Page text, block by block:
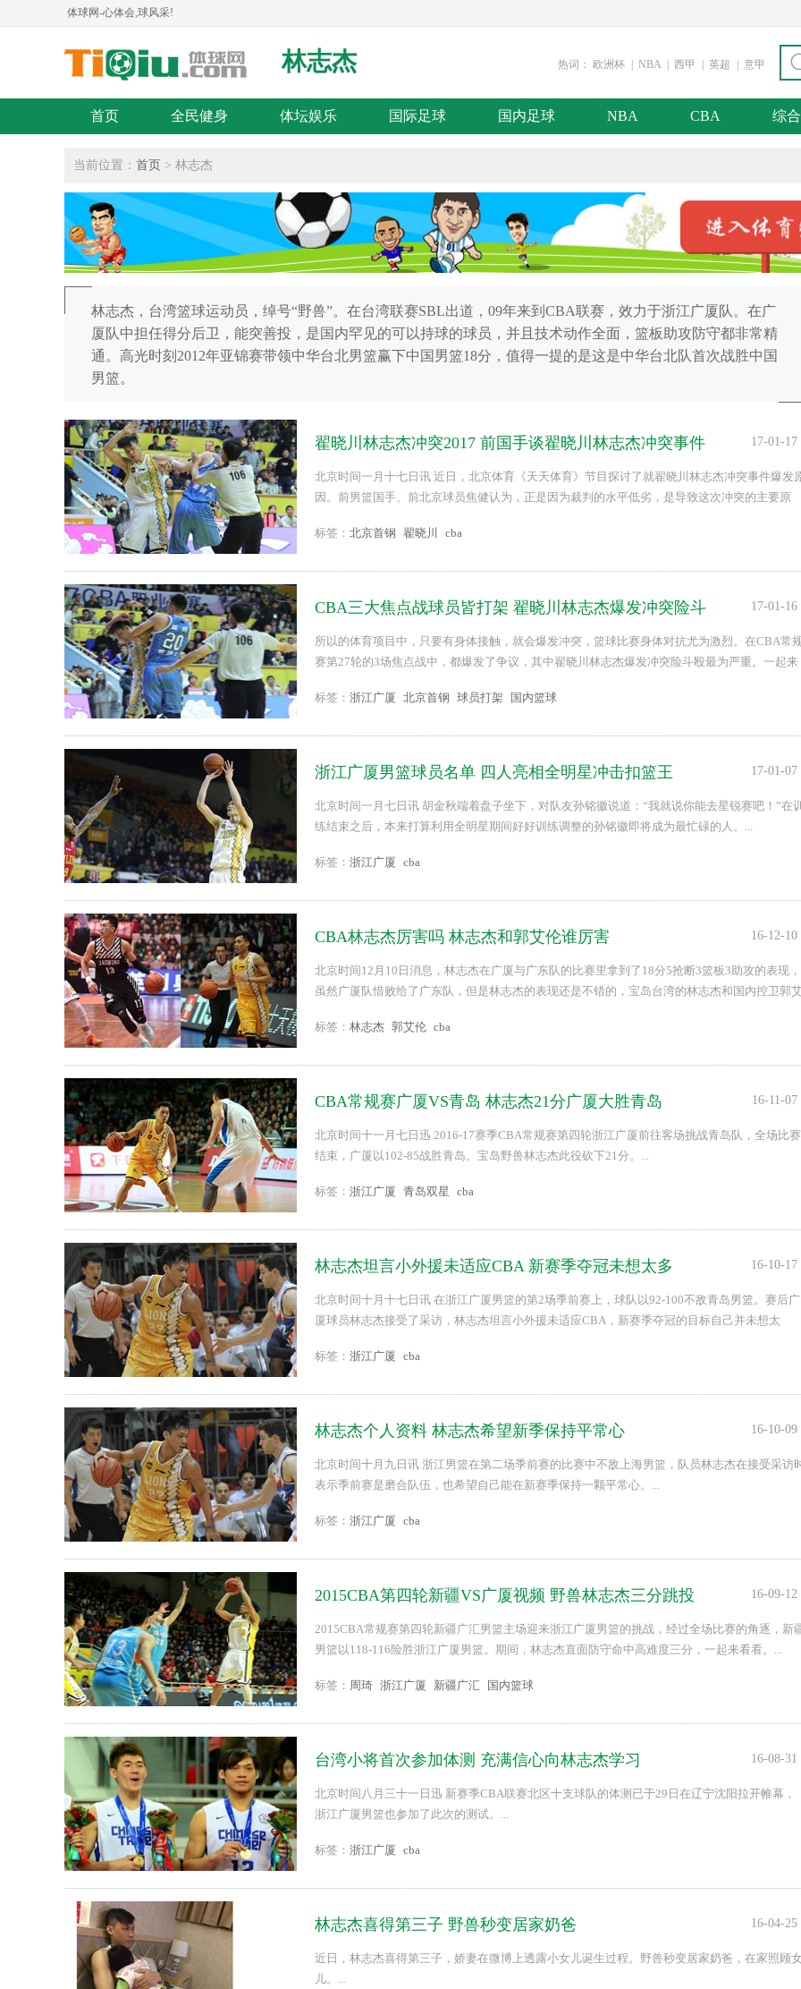
体球网-心体会,球风采!
林志杰 热词： 欧洲杯 NBA 西甲 英超 意甲
首页 全民健身 体坛娱乐 国际足球 国内足球 NBA CBA 综
当前位置： 首页 > 林志杰
林志杰，台湾篮球运动员，绰号“野兽”。在台湾联赛SBL出道，09年来到CBA联赛，效力于浙江广厦队。在广
厦队中担任得分后卫，能突善投，是国内罕见的可以持球的球员，并且技术动作全面，篮板助攻防守都非常精
通。高光时刻2012年亚锦赛带领中华台北男篮赢下中国男篮18分，值得一提的是这是中华台北队首次战胜中国
男篮。
17-01-17
翟晓川林志杰冲突2017 前国手谈翟晓川林志杰冲突事件
北京时间一月十七日讯 近日，北京体育《天天体育》节目探讨了就翟晓川林志杰冲突事件爆发
因。前男篮国手、前北京球员焦健认为，正是因为裁判的水平低劣，是导致这次冲突的主要原
标签： 北京首钢 翟晓川 cba
17-01-16
CBA三大焦点战球员皆打架 翟晓川林志杰爆发冲突险斗
所以的体育项目中，只要有身体接触，就会爆发冲突，篮球比赛身体对抗尤为激烈。在CBA常
赛第27轮的3场焦点战中，都爆发了争议，其中翟晓川林志杰爆发冲突险斗殴最为严重。一起来
标签： 浙江广厦 北京首钢 球员打架 国内篮球
17-01-07
浙江广厦男篮球员名单 四人亮相全明星冲击扣篮王
北京时间一月七日讯 胡金秋端着盘子坐下，对队友孙铭徽说道：“我就说你能去星锐赛吧！”在
练结束之后，本来打算利用全明星期间好好训练调整的孙铭徽即将成为最忙碌的人。...
标签： 浙江广厦 cba
16-12-10
CBA林志杰厉害吗 林志杰和郭艾伦谁厉害
北京时间12月10日消息，林志杰在广厦与广东队的比赛里拿到了18分5抢断3篮板3助攻的表现，
虽然广厦队惜败给了广东队，但是林志杰的表现还是不错的，宝岛台湾的林志杰和国内控卫郭
标签： 林志杰 郭艾伦 cba
16-11-07
CBA常规赛广厦VS青岛 林志杰21分广厦大胜青岛
北京时间十一月七日迅 2016-17赛季CBA常规赛第四轮浙江广厦前往客场挑战青岛队，全场比赛
结束，广厦以102-85战胜青岛。宝岛野兽林志杰此役砍下21分。...
标签： 浙江广厦 青岛双星 cba
16-10-17
林志杰坦言小外援未适应CBA 新赛季夺冠未想太多
北京时间十月十七日讯 在浙江广厦男篮的第2场季前赛上，球队以92-100不敌青岛男篮。赛后广
厦球员林志杰接受了采访，林志杰坦言小外援未适应CBA，新赛季夺冠的目标自己并未想太
标签： 浙江广厦 cba
16-10-09
林志杰个人资料 林志杰希望新季保持平常心
北京时间十月九日讯 浙江男篮在第二场季前赛的比赛中不敌上海男篮，队员林志杰在接受采访
表示季前赛是磨合队伍，也希望自己能在新赛季保持一颗平常心。...
标签： 浙江广厦 cba
16-09-12
2015CBA第四轮新疆VS广厦视频 野兽林志杰三分跳投
2015CBA常规赛第四轮新疆广汇男篮主场迎来浙江广厦男篮的挑战，经过全场比赛的角逐，新
男篮以118-116险胜浙江广厦男篮。期间，林志杰直面防守命中高难度三分，一起来看看。...
标签： 周琦 浙江广厦 新疆广汇 国内篮球
16-08-31
台湾小将首次参加体测 充满信心向林志杰学习
北京时间八月三十一日迅 新赛季CBA联赛北区十支球队的体测已于29日在辽宁沈阳拉开帷幕，
浙江广厦男篮也参加了此次的测试。...
标签： 浙江广厦 cba
16-04-25
林志杰喜得第三子 野兽秒变居家奶爸
近日，林志杰喜得第三子，娇妻在微博上透露小女儿诞生过程。野兽秒变居家奶爸，在家照顾
儿。...